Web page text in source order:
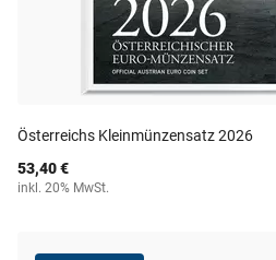
Österreichs Kleinmünzensatz 2026
53,40 €
inkl. 20% MwSt.